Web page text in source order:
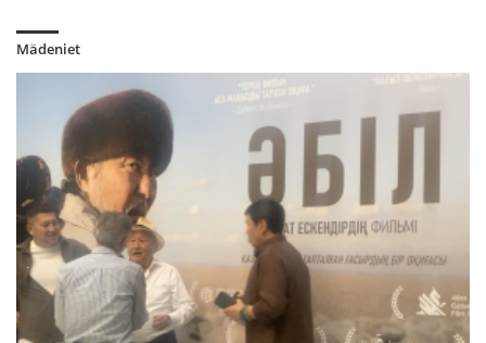
5 ay bwrın
Prezident Toqaevtıñ aytqan «7 trillionın» bilikşi BAQ nege
jappay öşirip tastadı
6 ay bwrın
Respublikaşıldar immigraciyalıq operaciyanı sınğa aldı,
biraq Tramptı aşıq ayıptaudan tartındı
6 ay bwrın
Ükim özgermedi. Memlekettik tildiñ qwnı — tört jıl türme
me?
6 ay bwrın
Wlttıq qwrıltay. Atauı qazaqşa bolğanımen mazmwnı
prezidenttik baqılauda bolmay ma?
Mädeniet